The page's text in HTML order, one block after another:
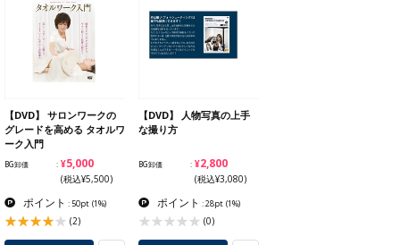
【DVD】 サロンワークの
グレードを高める タオルワ
ーク入門
BG卸価 ¥5,000
(税込¥5,500)
ポイント : 50pt (1%)
(2)
【DVD】 人物写真の上手
な撮り方
BG卸価 ¥2,800
(税込¥3,080)
ポイント : 28pt (1%)
(0)